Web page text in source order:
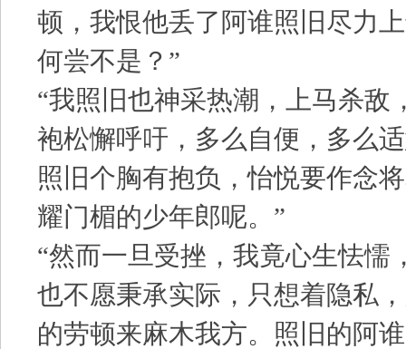
顿，我恨他丢了阿谁照旧尽力
何尝不是？”
“我照旧也神采热潮，上马杀敌
袍松懈呼吁，多么自便，多么
照旧个胸有抱负，怡悦要作念
耀门楣的少年郎呢。”
“然而一旦受挫，我竟心生怯懦
也不愿秉承实际，只想着隐私
的劳顿来麻木我方。照旧的阿